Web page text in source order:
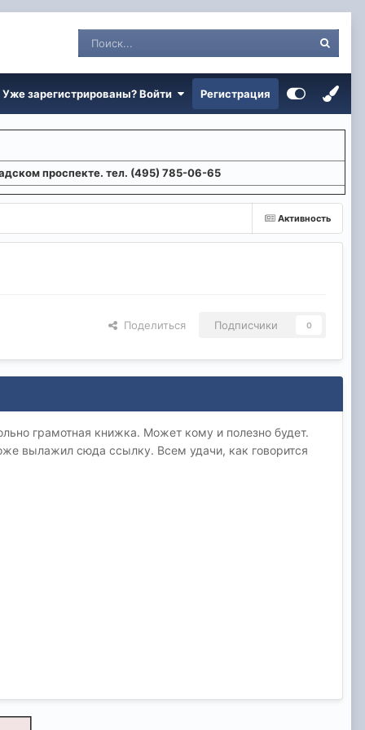
Уже зарегистрированы? Войти Регистрация
проспекте. тел. (495) 785-06-65
Активность
Поделиться Подписчики 0
грамотная книжка. Может кому и полезно будет.
вылажил сюда ссылку. Всем удачи, как говорится